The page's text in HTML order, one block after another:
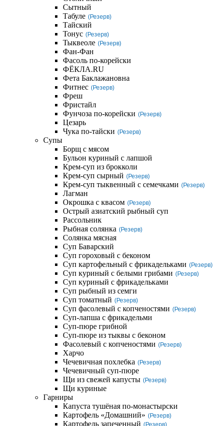
Сытный
Табуле (Резерв)
Тайский
Тонус (Резерв)
Тыквеоле (Резерв)
Фан-Фан
Фасоль по-корейски
ФЁКЛА.RU
Фета Баклажановна
Фитнес (Резерв)
Фреш
Фристайл
Фунчоза по-корейски (Резерв)
Цезарь
Чука по-тайски (Резерв)
Супы
Борщ с мясом
Бульон куриный с лапшой
Крем-суп из брокколи
Крем-суп сырный (Резерв)
Крем-суп тыквенный с семечками (Резерв)
Лагман
Окрошка с квасом (Резерв)
Острый азиатский рыбный суп
Рассольник
Рыбная солянка (Резерв)
Солянка мясная
Суп Баварский
Суп гороховый с беконом
Суп картофельный с фрикадельками (Резерв)
Суп куриный с белыми грибами (Резерв)
Суп куриный с фрикадельками
Суп рыбный из семги
Суп томатный (Резерв)
Суп фасолевый с копченостями (Резерв)
Суп-лапша с фрикадельми
Суп-пюре грибной
Суп-пюре из тыквы с беконом
Фасолевый с копченостями (Резерв)
Харчо
Чечевичная похлебка (Резерв)
Чечевичный суп-пюре
Щи из свежей капусты (Резерв)
Щи куриные
Гарниры
Капуста тушёная по-монастырски
Картофель «Домашний» (Резерв)
Картофель запеченный (Резерв)